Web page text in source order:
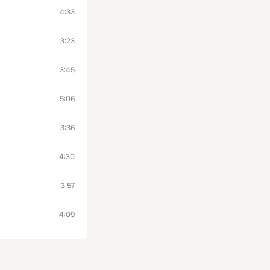
4:33
3:23
3:45
5:06
3:36
4:30
3:57
4:09